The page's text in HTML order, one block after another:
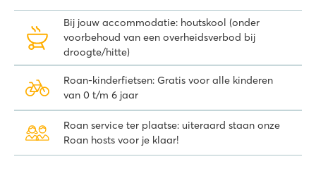
Bij jouw accommodatie: houtskool (onder
voorbehoud van een overheidsverbod bij
droogte/hitte)
Roan-kinderfietsen: Gratis voor alle kinderen
van 0 t/m 6 jaar
Roan service ter plaatse: uiteraard staan onze
Roan hosts voor je klaar!